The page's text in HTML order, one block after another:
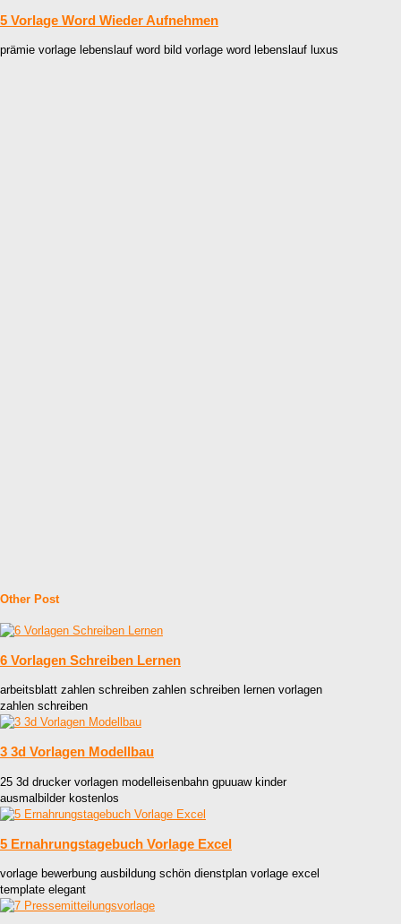
5 Vorlage Word Wieder Aufnehmen
prämie vorlage lebenslauf word bild vorlage word lebenslauf luxus
Other Post
6 Vorlagen Schreiben Lernen
arbeitsblatt zahlen schreiben zahlen schreiben lernen vorlagen
zahlen schreiben
3 3d Vorlagen Modellbau
25 3d drucker vorlagen modelleisenbahn gpuuaw kinder
ausmalbilder kostenlos
5 Ernahrungstagebuch Vorlage Excel
vorlage bewerbung ausbildung schön dienstplan vorlage excel
template elegant